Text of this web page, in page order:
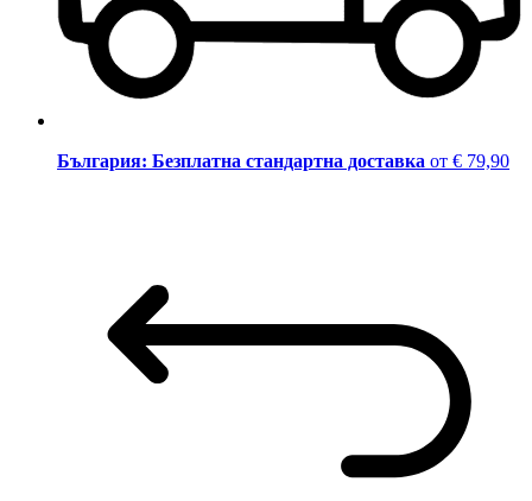
България: Безплатна стандартна доставка от € 79,90